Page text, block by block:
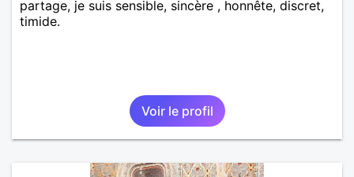
partage, je suis sensible, sincère , honnête, discret,
timide.
Voir le profil